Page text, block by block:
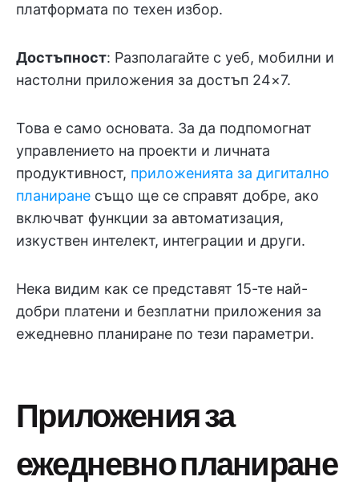
платформата по техен избор.
Достъпност: Разполагайте с уеб, мобилни и
настолни приложения за достъп 24×7.
Това е само основата. За да подпомогнат
управлението на проекти и личната
продуктивност, приложенията за дигитално
планиране също ще се справят добре, ако
включват функции за автоматизация,
изкуствен интелект, интеграции и други.
Нека видим как се представят 15-те най-
добри платени и безплатни приложения за
ежедневно планиране по тези параметри.
Приложения за
ежедневно планиране